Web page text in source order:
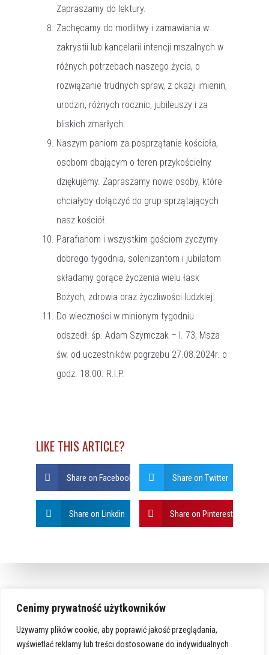
Cenimy prywatność użytkowników
Używamy plików cookie, aby poprawić jakość przeglądania,
wyświetlać reklamy lub treści dostosowane do indywidualnych
Zapraszamy do lektury.
Zachęcamy do modlitwy i zamawiania w
zakrystii lub kancelarii intencji mszalnych w
różnych potrzebach naszego życia, o
rozwiązanie trudnych spraw, z okazji imienin,
urodzin, różnych rocznic, jubileuszy i za
bliskich zmarłych.
Naszym paniom za posprzątanie kościoła,
osobom dbającym o teren przykościelny
dziękujemy. Zapraszamy nowe osoby, które
chciałyby dołączyć do grup sprzątających
nasz kościół.
Parafianom i wszystkim gościom życzymy
dobrego tygodnia, solenizantom i jubilatom
składamy gorące życzenia wielu łask
Bożych, zdrowia oraz życzliwości ludzkiej.
Do wieczności w minionym tygodniu
odszedł: śp. Adam Szymczak – l. 73, Msza
św. od uczestników pogrzebu 27.08.2024r. o
godz. 18.00. R.I.P.
LIKE THIS ARTICLE?
Share on Facebook Share on Twitter
Share on Linkdin Share on Pinterest